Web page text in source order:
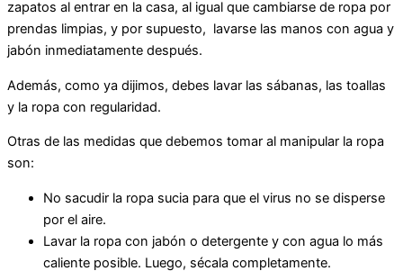
zapatos al entrar en la casa, al igual que cambiarse de ropa por
prendas limpias, y por supuesto, lavarse las manos con agua y
jabón inmediatamente después.
Además, como ya dijimos, debes lavar las sábanas, las toallas
y la ropa con regularidad.
Otras de las medidas que debemos tomar al manipular la ropa
son:
No sacudir la ropa sucia para que el virus no se disperse
por el aire.
Lavar la ropa con jabón o detergente y con agua lo más
caliente posible. Luego, sécala completamente.